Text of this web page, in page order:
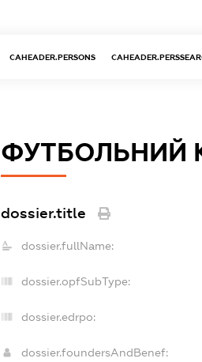
CAHEADER.PERSONS
ФУТБОЛЬНИЙ
dossier.title
dossier.fullName:
dossier.opfSubType:
dossier.edrpo:
dossier.foundersAndBenef: